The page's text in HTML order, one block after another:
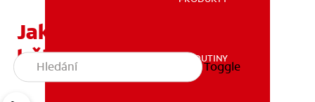
ZDRAVÍ ÚSTNÍ DUTINY
ZDRAVÍ ÚSTNÍ DUTINY
Toggle
Jak používat aplikátor na
bělení zubů?